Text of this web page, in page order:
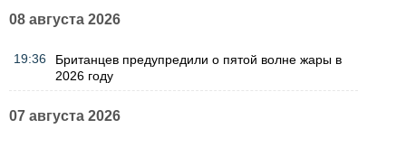
08 августа 2026
19:36
Британцев предупредили о пятой волне жары в
2026 году
07 августа 2026